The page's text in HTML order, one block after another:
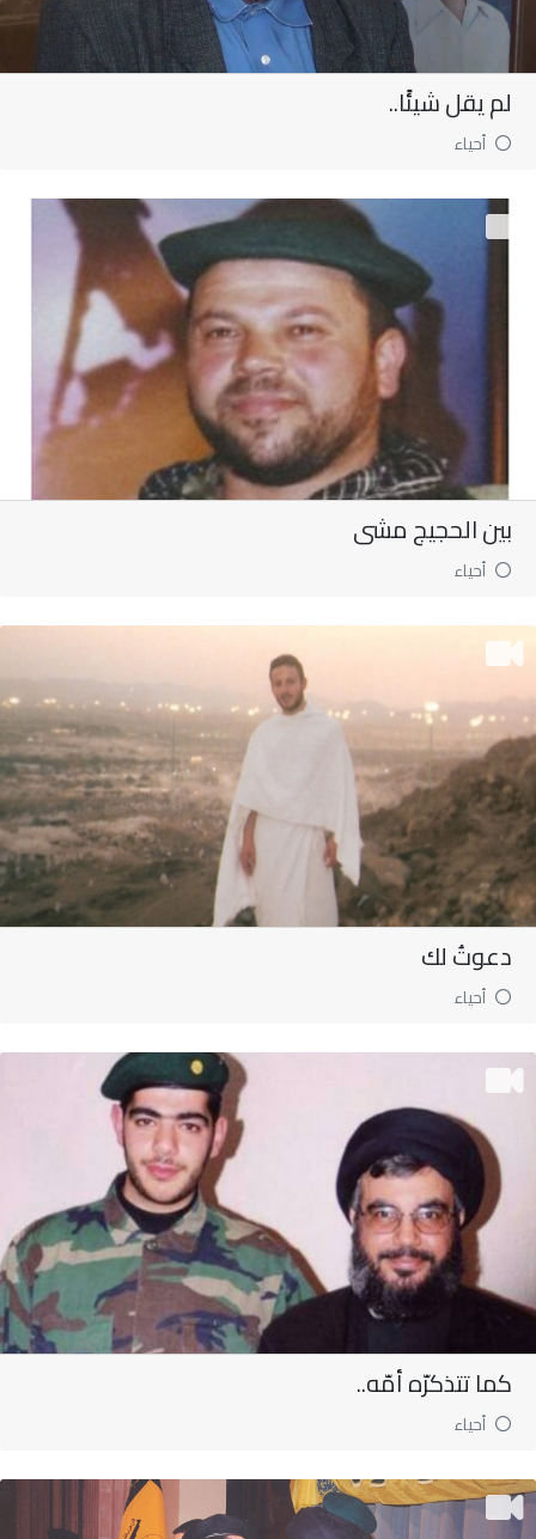
لم يقل شيئًا..
أحياء
بين الحجيج مشى
أحياء
دعوتُ لك
أحياء
كما تتذكرّه أمّه..
أحياء